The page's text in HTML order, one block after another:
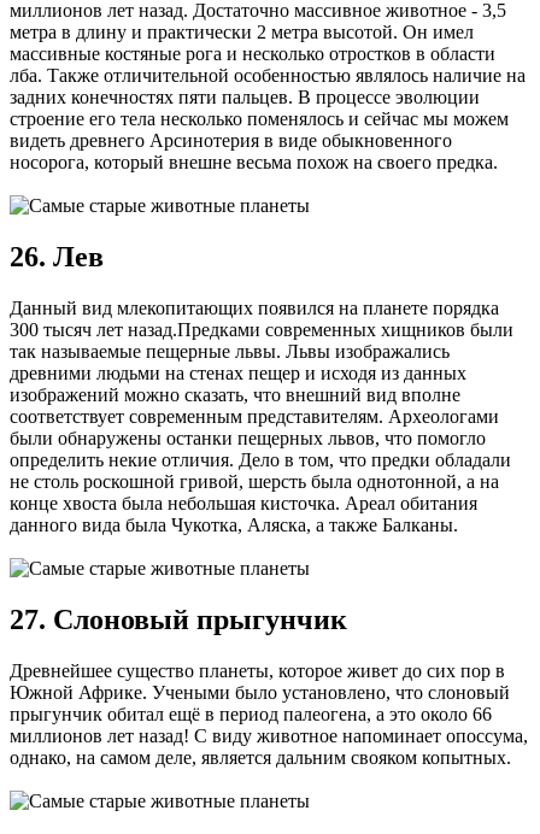
миллионов лет назад. Достаточно массивное животное - 3,5
метра в длину и практически 2 метра высотой. Он имел
массивные костяные рога и несколько отростков в области
лба. Также отличительной особенностью являлось наличие на
задних конечностях пяти пальцев. В процессе эволюции
строение его тела несколько поменялось и сейчас мы можем
видеть древнего Арсинотерия в виде обыкновенного
носорога, который внешне весьма похож на своего предка.
26. Лев
Данный вид млекопитающих появился на планете порядка
300 тысяч лет назад.Предками современных хищников были
так называемые пещерные львы. Львы изображались
древними людьми на стенах пещер и исходя из данных
изображений можно сказать, что внешний вид вполне
соответствует современным представителям. Археологами
были обнаружены останки пещерных львов, что помогло
определить некие отличия. Дело в том, что предки обладали
не столь роскошной гривой, шерсть была однотонной, а на
конце хвоста была небольшая кисточка. Ареал обитания
данного вида была Чукотка, Аляска, а также Балканы.
27. Слоновый прыгунчик
Древнейшее существо планеты, которое живет до сих пор в
Южной Африке. Учеными было установлено, что слоновый
прыгунчик обитал ещё в период палеогена, а это около 66
миллионов лет назад! С виду животное напоминает опоссума,
однако, на самом деле, является дальним свояком копытных.